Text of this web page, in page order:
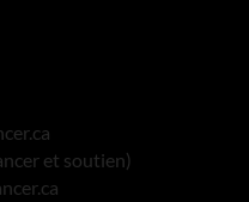
et soutien)